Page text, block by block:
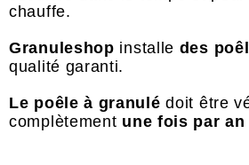
chauffe.
Granuleshop installe des
qualité garanti.
Le poêle à granulé doit être
complètement une fois par an